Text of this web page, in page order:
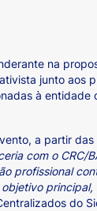
na
junto aos
à entidade
a partir
com o CRC/
profissional
do